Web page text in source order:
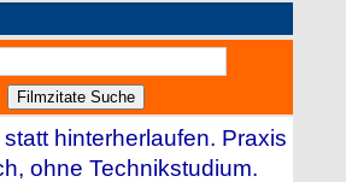
hinterherlaufen. Praxis
ohne Technikstudium.